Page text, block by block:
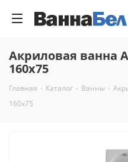
Акриловая ванна
160x75
Главная - Каталог - Ванны -
160x75